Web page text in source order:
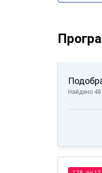
Найдено